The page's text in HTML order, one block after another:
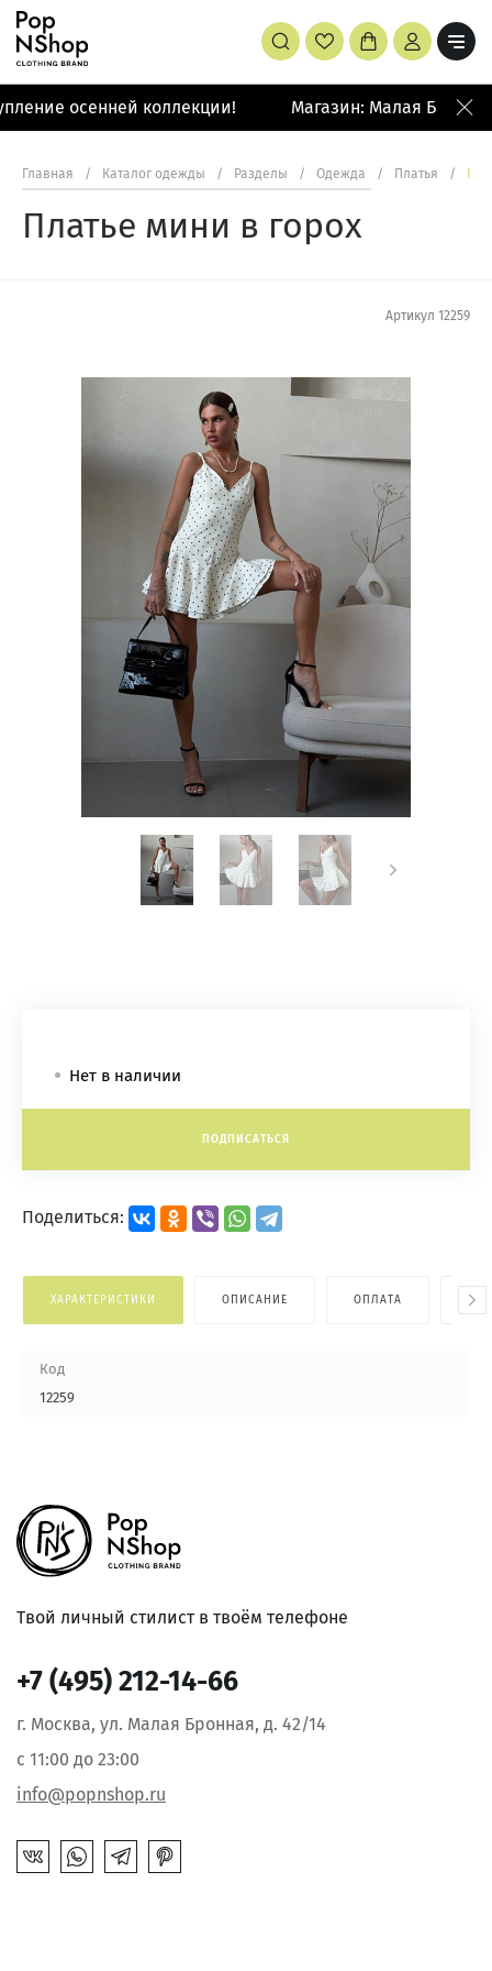
осенней коллекции! Магазин: Малая
Главная / Каталог одежды / Разделы / Одежда / Платья /
Платье мини в горох
Артикул 12259
Нет в наличии
ПОДПИСАТЬСЯ
Поделиться:
ХАРАКТЕРИСТИКИ ОПИСАНИЕ ОПЛАТА
Код
12259
Твой личный стилист в твоём телефоне
+7 (495) 212-14-66
г. Москва, ул. Малая Бронная, д. 42/14
с 11:00 до 23:00
info@popnshop.ru